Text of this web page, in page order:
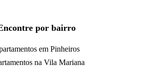
por bairro
em Pinheiros
na Vila Mariana